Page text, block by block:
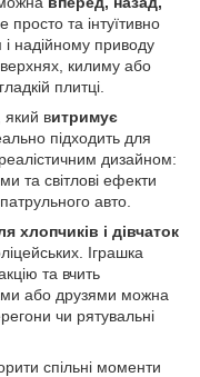
просто та інтуїтивно
надійному приводу
килиму або
плитці.
який витримує
підходить для
дизайном:
та світлові ефекти
авто.
хлопчиків і дівчаток
Іграшка
та вчить
або друзями можна
чи рятувальні
спільні моменти